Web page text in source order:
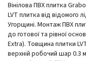
Вінілова ПВХ плитка
LVT плитка від відомого
Угорщині. Монтаж ПВХ
до готової та рівної
Extra). Товщина плитки
верхній робочий шар 0.3